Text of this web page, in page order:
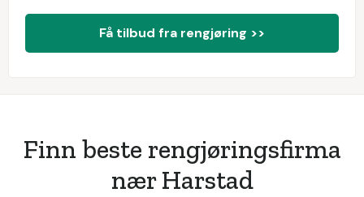
Få tilbud fra rengjøring >>
Finn beste rengjøringsfirma
nær Harstad